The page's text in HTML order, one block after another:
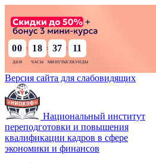
00 : 18 : 37 : 10
Версия сайта для слабовидящих
Национальный институт
переподготовки и повышения
квалификации кадров в сфере
экономики и финансов